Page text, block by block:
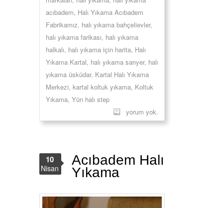
acıbadem, Halı Yıkama Acıbadem
Fabrikamız, halı yıkama bahçelievler,
halı yıkama farikası, halı yıkama
halkalı, halı yıkama için harita, Halı
Yıkama Kartal, halı yıkama sarıyer, halı
yıkama üsküdar, Kartal Halı Yıkama
Merkezi, kartal koltuk yıkama, Koltuk
Yıkama, Yün halı step
yorum yok.
Acıbadem Halı
Yıkama
10
Nisan